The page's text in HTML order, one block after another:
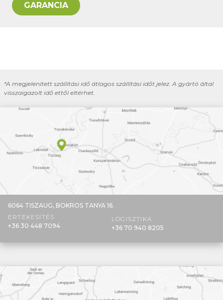
GARANCIA
*A megjelenített szállítási idő átlagos szállítási időt jelez. A gyártó által
visszaigazolt idő ettől eltérhet.
6064 TISZAUG, BOKROS TANYA 16.
ÉRTÉKESÍTÉS
+36 30 448 7094
LOGISZTIKA
+36 70 940 8205